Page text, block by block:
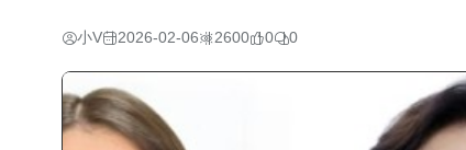
小V 2026-02-06 2600 0 0